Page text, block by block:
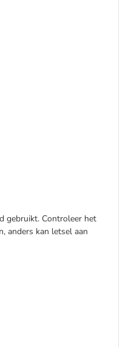
gebruikt. Controleer het
anders kan letsel aan